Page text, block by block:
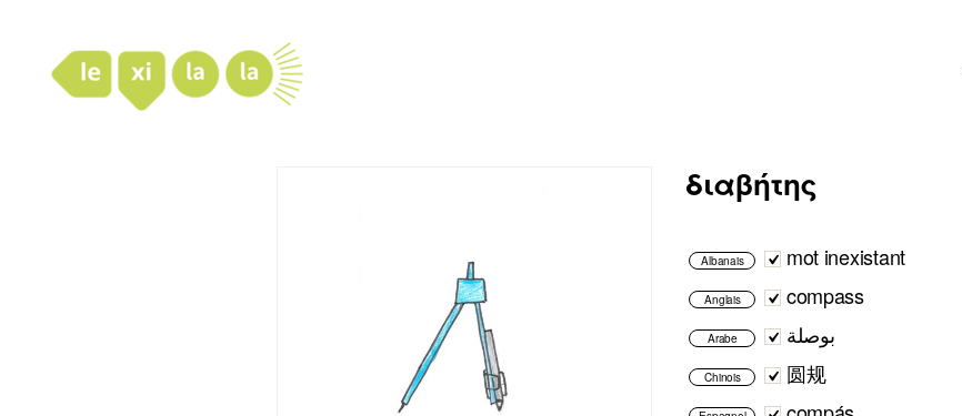
διαβήτης
Albanais mot inexistant
Anglais compass
Arabe بوصلة
Chinois 圆规